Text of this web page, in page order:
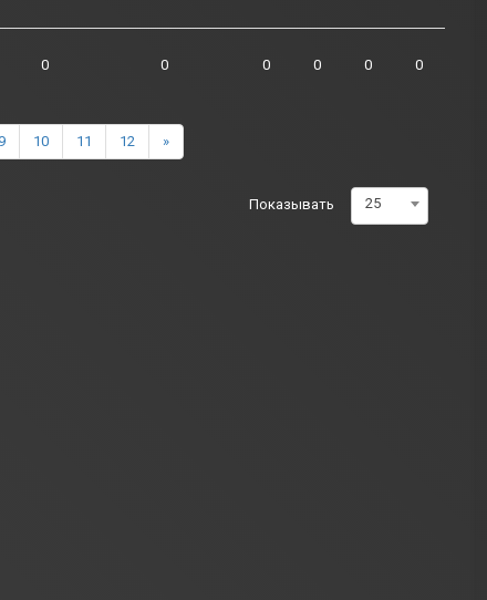
0 0 0 0 0 0
9 10 11 12 »
Показывать 25